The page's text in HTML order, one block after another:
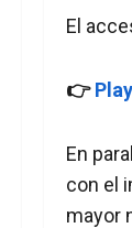
El
👉
En
con el
mayor